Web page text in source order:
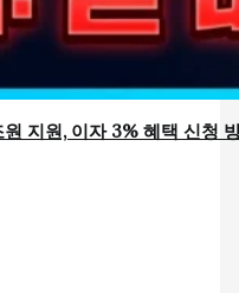
지원, 이자 3% 혜택 신청